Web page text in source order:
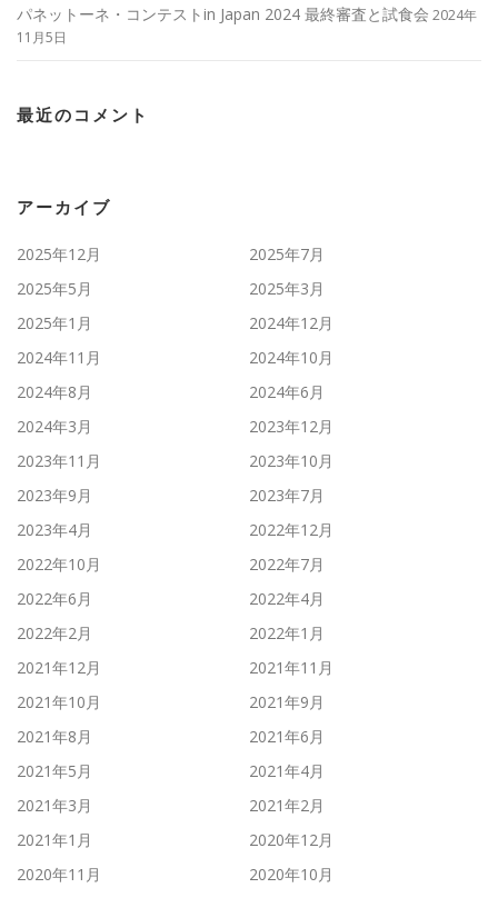
パネットーネ・コンテストin Japan 2024 最終審査と試食会 2024年
11月5日
最近のコメント
アーカイブ
2025年12月
2025年7月
2025年5月
2025年3月
2025年1月
2024年12月
2024年11月
2024年10月
2024年8月
2024年6月
2024年3月
2023年12月
2023年11月
2023年10月
2023年9月
2023年7月
2023年4月
2022年12月
2022年10月
2022年7月
2022年6月
2022年4月
2022年2月
2022年1月
2021年12月
2021年11月
2021年10月
2021年9月
2021年8月
2021年6月
2021年5月
2021年4月
2021年3月
2021年2月
2021年1月
2020年12月
2020年11月
2020年10月